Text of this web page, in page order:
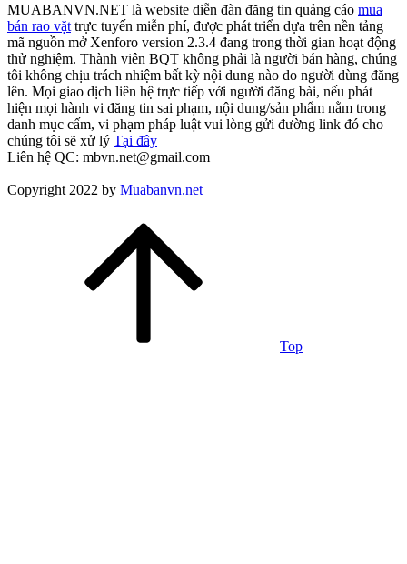
MUABANVN.NET là website diễn đàn đăng tin quảng cáo mua
bán rao vặt trực tuyến miễn phí, được phát triển dựa trên nền tảng
mã nguồn mở Xenforo version 2.3.4 đang trong thời gian hoạt động
thử nghiệm. Thành viên BQT không phải là người bán hàng, chúng
tôi không chịu trách nhiệm bất kỳ nội dung nào do người dùng đăng
lên. Mọi giao dịch liên hệ trực tiếp với người đăng bài, nếu phát
hiện mọi hành vi đăng tin sai phạm, nội dung/sản phẩm nằm trong
danh mục cấm, vi phạm pháp luật vui lòng gửi đường link đó cho
chúng tôi sẽ xử lý Tại đây
Liên hệ QC: mbvn.net@gmail.com
Copyright 2022 by Muabanvn.net
Top